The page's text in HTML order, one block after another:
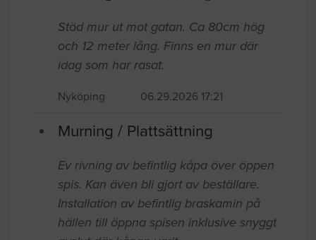
Stöd mur ut mot gatan. Ca 80cm hög
och 12 meter lång. Finns en mur där
idag som har rasat.
Nyköping 06.29.2026 17:21
Murning / Plattsättning
Ev rivning av befintlig kåpa över öppen
spis. Kan även bli gjort av beställare.
Installation av befintlig braskamin på
hällen till öppna spisen inklusive snyggt